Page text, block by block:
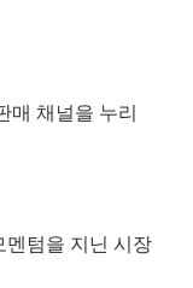
매 채널을 누리
멘텀을 지닌 시장